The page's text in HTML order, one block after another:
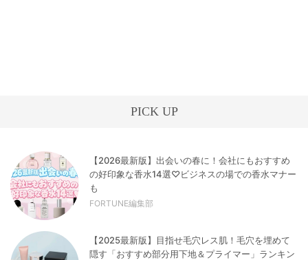
PICK UP
【2026最新版】出会いの春に！会社にもおすすめ
の好印象な香水14選♡ビジネスの場での香水マナー
も
FORTUNE編集部
【2025最新版】目指せ毛穴レス肌！毛穴を埋めて
隠す「おすすめ部分用下地＆プライマー」ランキン